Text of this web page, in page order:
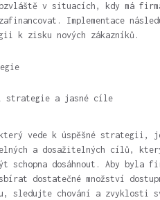
v situacích, kdy má
Implementace
k zisku nových zákazníků.
strategie a jasné cíle
který vede k úspěšné strategii,
a dosažitelných cílů,
schopna dosáhnout. Aby byla
dostatečné množství
sledujte chování a zvyklosti